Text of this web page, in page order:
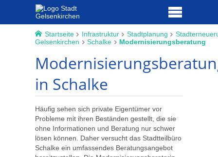
Startseite Infrastruktur Stadtplanung
Gelsenkirchen
Schalke Modernisierungsberatung
in Schalke
Häufig sehen sich private Eigentümer vor
Probleme mit ihren Beständen gestellt, die sie
ohne Informationen und Beratung nur schwer
lösen können. Daher versucht das Stadtteilbüro
Schalke ein umfassendes Beratungsangebot